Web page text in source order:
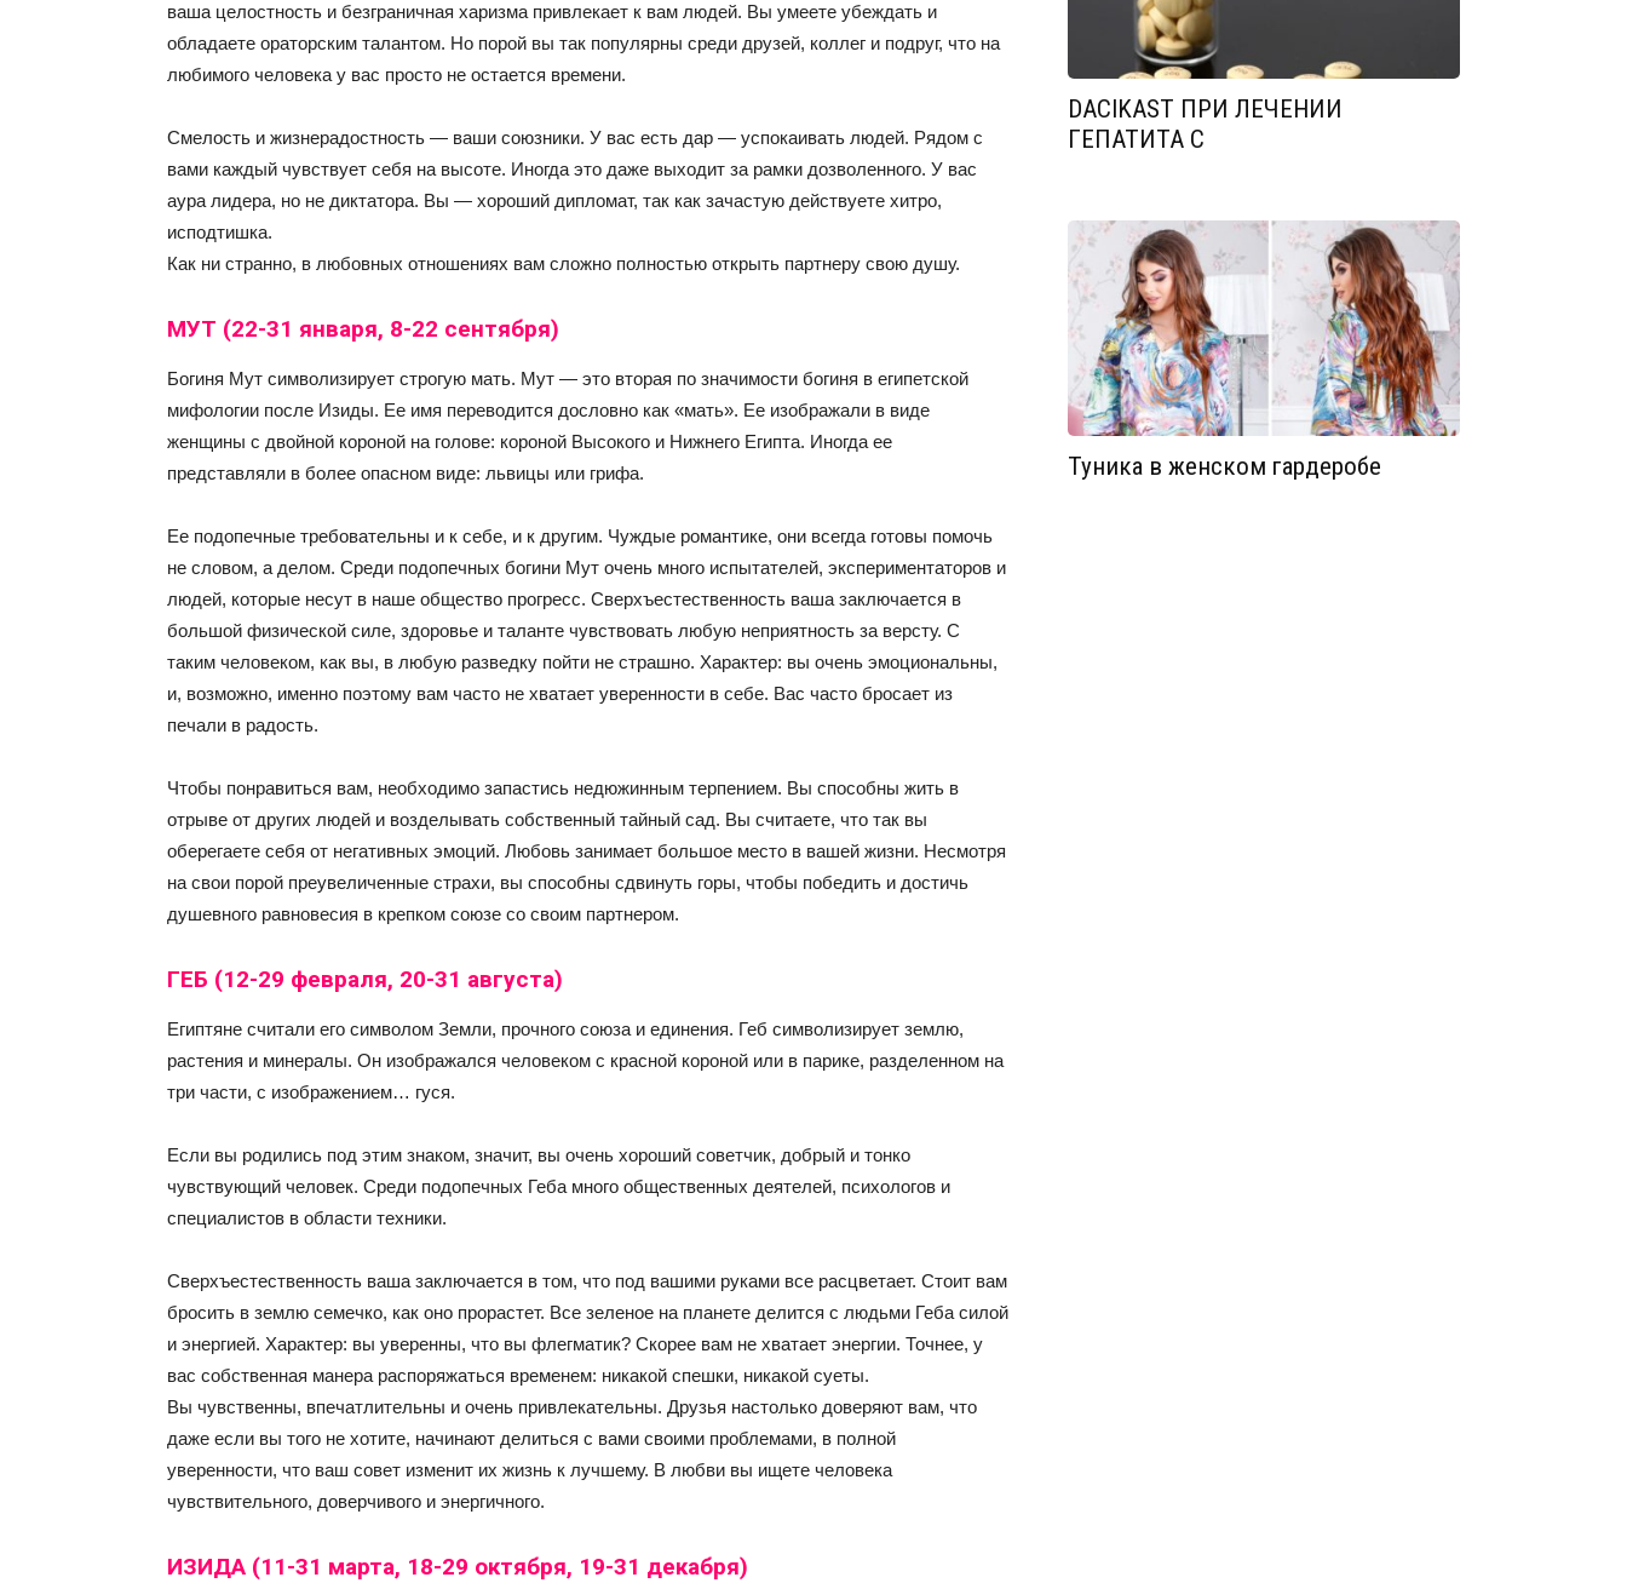
ваша целостность и безграничная харизма привлекает к вам людей. Вы умеете убеждать и
обладаете ораторским талантом. Но порой вы так популярны среди друзей, коллег и подруг, что на
любимого человека у вас просто не остается времени.
Смелость и жизнерадостность — ваши союзники. У вас есть дар — успокаивать людей. Рядом с
вами каждый чувствует себя на высоте. Иногда это даже выходит за рамки дозволенного. У вас
аура лидера, но не диктатора. Вы — хороший дипломат, так как зачастую действуете хитро,
исподтишка.
Как ни странно, в любовных отношениях вам сложно полностью открыть партнеру свою душу.
МУТ (22-31 января, 8-22 сентября)
Богиня Мут символизирует строгую мать. Мут — это вторая по значимости богиня в египетской
мифологии после Изиды. Ее имя переводится дословно как «мать». Ее изображали в виде
женщины с двойной короной на голове: короной Высокого и Нижнего Египта. Иногда ее
представляли в более опасном виде: львицы или грифа.
Ее подопечные требовательны и к себе, и к другим. Чуждые романтике, они всегда готовы помочь
не словом, а делом. Среди подопечных богини Мут очень много испытателей, экспериментаторов и
людей, которые несут в наше общество прогресс. Сверхъестественность ваша заключается в
большой физической силе, здоровье и таланте чувствовать любую неприятность за версту. С
таким человеком, как вы, в любую разведку пойти не страшно. Характер: вы очень эмоциональны,
и, возможно, именно поэтому вам часто не хватает уверенности в себе. Вас часто бросает из
печали в радость.
Чтобы понравиться вам, необходимо запастись недюжинным терпением. Вы способны жить в
отрыве от других людей и возделывать собственный тайный сад. Вы считаете, что так вы
оберегаете себя от негативных эмоций. Любовь занимает большое место в вашей жизни. Несмотря
на свои порой преувеличенные страхи, вы способны сдвинуть горы, чтобы победить и достичь
душевного равновесия в крепком союзе со своим партнером.
ГЕБ (12-29 февраля, 20-31 августа)
Египтяне считали его символом Земли, прочного союза и единения. Геб символизирует землю,
растения и минералы. Он изображался человеком с красной короной или в парике, разделенном на
три части, с изображением… гуся.
Если вы родились под этим знаком, значит, вы очень хороший советчик, добрый и тонко
чувствующий человек. Среди подопечных Геба много общественных деятелей, психологов и
специалистов в области техники.
Сверхъестественность ваша заключается в том, что под вашими руками все расцветает. Стоит вам
бросить в землю семечко, как оно прорастет. Все зеленое на планете делится с людьми Геба силой
и энергией. Характер: вы уверенны, что вы флегматик? Скорее вам не хватает энергии. Точнее, у
вас собственная манера распоряжаться временем: никакой спешки, никакой суеты.
Вы чувственны, впечатлительны и очень привлекательны. Друзья настолько доверяют вам, что
даже если вы того не хотите, начинают делиться с вами своими проблемами, в полной
уверенности, что ваш совет изменит их жизнь к лучшему. В любви вы ищете человека
чувствительного, доверчивого и энергичного.
ИЗИДА (11-31 марта, 18-29 октября, 19-31 декабря)
DACIKAST ПРИ ЛЕЧЕНИИ
ГЕПАТИТА С
Туника в женском гардеробе